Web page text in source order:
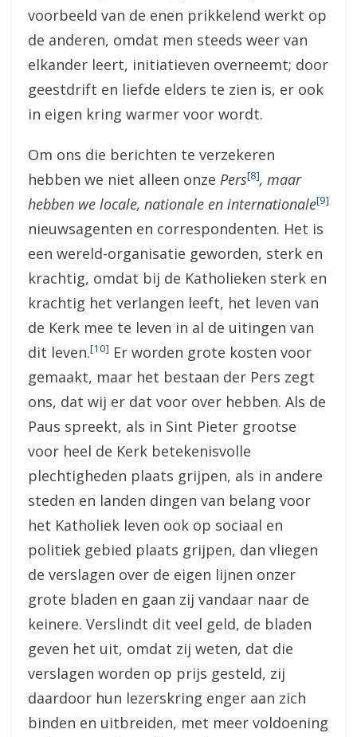
voorbeeld van de enen prikkelend werkt op
de anderen, omdat men steeds weer van
elkander leert, initiatieven overneemt; door
geestdrift en liefde elders te zien is, er ook
in eigen kring warmer voor wordt.
Om ons die berichten te verzekeren
hebben we niet alleen onze Pers[8], maar
hebben we locale, nationale en internationale[9]
nieuwsagenten en correspondenten. Het is
een wereld-organisatie geworden, sterk en
krachtig, omdat bij de Katholieken sterk en
krachtig het verlangen leeft, het leven van
de Kerk mee te leven in al de uitingen van
dit leven.[10] Er worden grote kosten voor
gemaakt, maar het bestaan der Pers zegt
ons, dat wij er dat voor over hebben. Als de
Paus spreekt, als in Sint Pieter grootse
voor heel de Kerk betekenisvolle
plechtigheden plaats grijpen, als in andere
steden en landen dingen van belang voor
het Katholiek leven ook op sociaal en
politiek gebied plaats grijpen, dan vliegen
de verslagen over de eigen lijnen onzer
grote bladen en gaan zij vandaar naar de
keinere. Verslindt dit veel geld, de bladen
geven het uit, omdat zij weten, dat die
verslagen worden op prijs gesteld, zij
daardoor hun lezerskring enger aan zich
binden en uitbreiden, met meer voldoening